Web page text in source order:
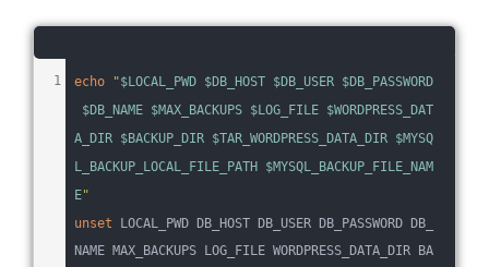
echo "$LOCAL_PWD $DB_HOST $DB_USER $DB_PASSWORD
$DB_NAME $MAX_BACKUPS $LOG_FILE $WORDPRESS_DAT
A_DIR $BACKUP_DIR $TAR_WORDPRESS_DATA_DIR $MYSQ
L_BACKUP_LOCAL_FILE_PATH $MYSQL_BACKUP_FILE_NAM
E"
unset LOCAL_PWD DB_HOST DB_USER DB_PASSWORD DB_
NAME MAX_BACKUPS LOG_FILE WORDPRESS_DATA_DIR BA